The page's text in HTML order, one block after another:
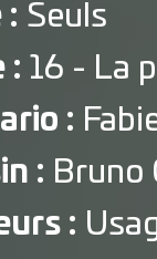
: Seuls
: 16 - La
:
: Bruno
: